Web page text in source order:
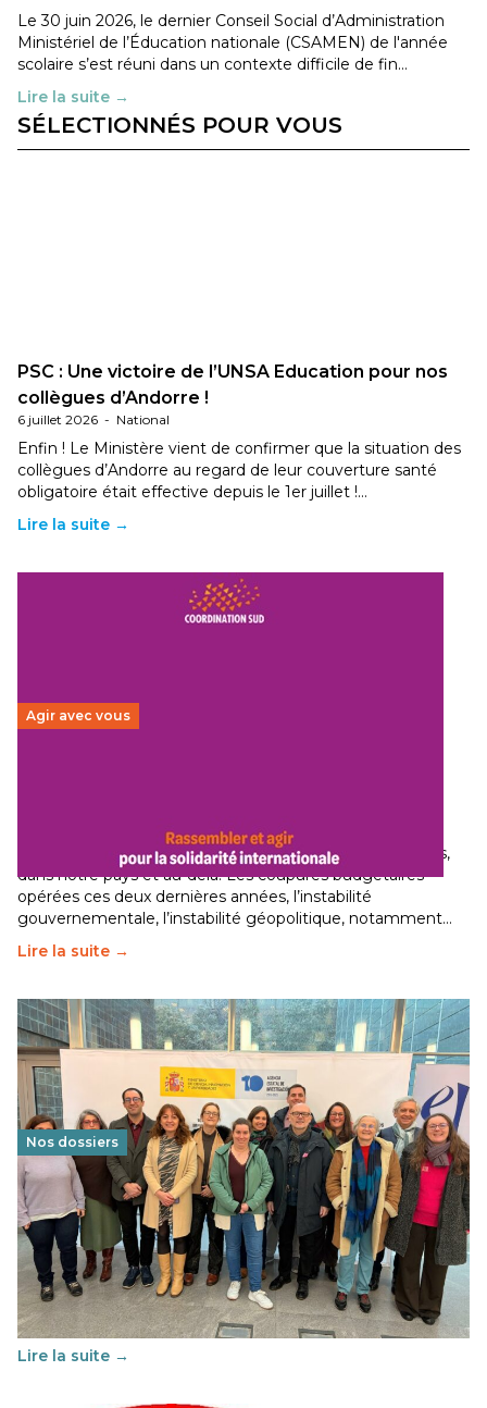
Le 30 juin 2026, le dernier Conseil Social d’Administration
Ministériel de l’Éducation nationale (CSAMEN) de l'année
scolaire s’est réuni dans un contexte difficile de fin…
Lire la suite →
SÉLECTIONNÉS POUR VOUS
PSC : Une victoire de l’UNSA Education pour nos
collègues d’Andorre !
6 juillet 2026 - National
Enfin ! Le Ministère vient de confirmer que la situation des
collègues d’Andorre au regard de leur couverture santé
obligatoire était effective depuis le 1er juillet !…
Lire la suite →
Agir avec vous
Le secteur humanitaire connaît des difficultés profondes,
dans notre pays et au-delà. Les coupures budgétaires
opérées ces deux dernières années, l’instabilité
gouvernementale, l’instabilité géopolitique, notamment…
Lire la suite →
Nos dossiers
Éducation au vivre-ensemble : un échange croisé
franco-espagnol pour changer d’approche
29 juin 2026-National
Cette année, l'UNSA Éducation a mené un projet Erasmus
soutenu par l'union Européenne et centré sur l'éducation
au vivre-ensemble : quelles différences entre la France…
Lire la suite →